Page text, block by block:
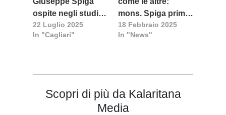
ospite negli studi di
Radio Kalaritana
(VIDEO)
22 Luglio 2025
In "Cagliari"
mons. Spiga primo
missionario
cagliaritano a
18 Febbraio 2025
In "News"
Scopri di più da Kalaritana
Media